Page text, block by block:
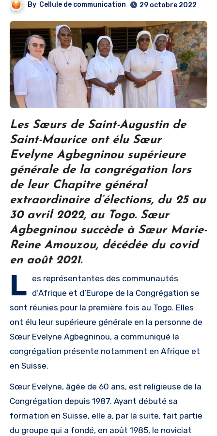
By Cellule de communication 29 octobre 2022
Les Sœurs de Saint-Augustin de
Saint-Maurice ont élu Sœur
Evelyne Agbegninou supérieure
générale de la congrégation lors
de leur Chapitre général
extraordinaire d’élections, du 25 au
30 avril 2022, au Togo. Sœur
Agbegninou succède à Sœur Marie-
Reine Amouzou, décédée du covid
en août 2021.
L es représentantes des communautés
d’Afrique et d’Europe de la Congrégation se
sont réunies pour la première fois au Togo. Elles
ont élu leur supérieure générale en la personne de
Sœur Evelyne Agbegninou, a communiqué la
congrégation présente notamment en Afrique et
en Suisse.
Sœur Evelyne, âgée de 60 ans, est religieuse de la
Congrégation depuis 1987. Ayant débuté sa
formation en Suisse, elle a, par la suite, fait partie
du groupe qui a fondé, en août 1985, le noviciat